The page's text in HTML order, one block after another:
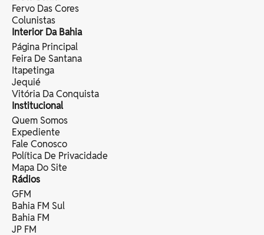
Fervo Das Cores
Colunistas
Interior Da Bahia
Página Principal
Feira De Santana
Itapetinga
Jequié
Vitória Da Conquista
Institucional
Quem Somos
Expediente
Fale Conosco
Política De Privacidade
Mapa Do Site
Rádios
GFM
Bahia FM Sul
Bahia FM
JP FM